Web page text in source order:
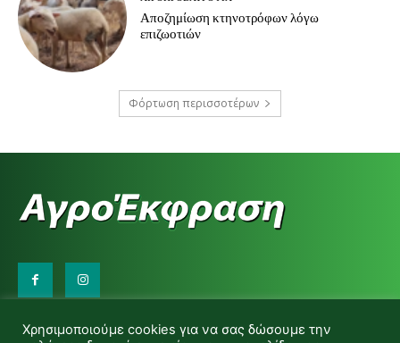
Αποζημίωση κτηνοτρόφων λόγω
επιζωοτιών
Φόρτωση περισσοτέρων
d.makas@yahoo.gr
Χρησιμοποιούμε cookies για να σας δώσουμε την